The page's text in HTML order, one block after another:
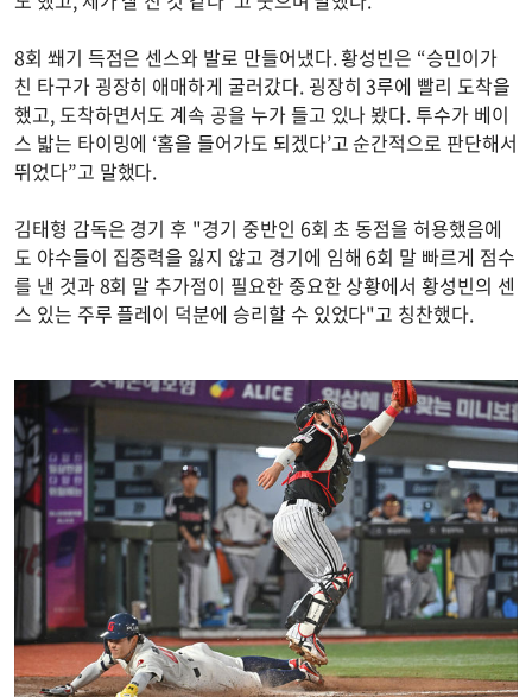
8회 쐐기 득점은 센스와 발로 만들어냈다. 황성빈은 “승민이가
친 타구가 굉장히 애매하게 굴러갔다. 굉장히 3루에 빨리 도착을
했고, 도착하면서도 계속 공을 누가 들고 있나 봤다. 투수가 베이
스 밟는 타이밍에 ‘홈을 들어가도 되겠다’고 순간적으로 판단해서
뛰었다”고 말했다.
김태형 감독은 경기 후 "경기 중반인 6회 초 동점을 허용했음에
도 야수들이 집중력을 잃지 않고 경기에 임해 6회 말 빠르게 점수
를 낸 것과 8회 말 추가점이 필요한 중요한 상황에서 황성빈의 센
스 있는 주루 플레이 덕분에 승리할 수 있었다"고 칭찬했다.